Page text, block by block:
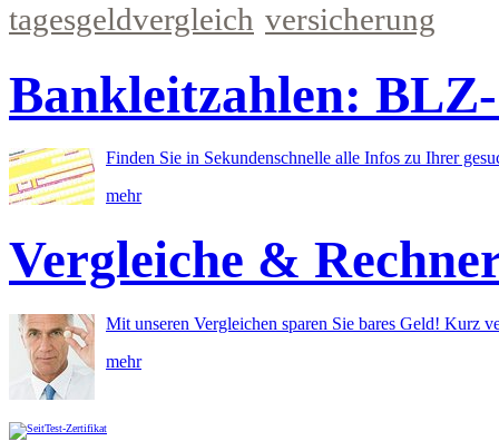
tagesgeldvergleich versicherung
Bankleitzahlen: BLZ-
Finden Sie in Sekundenschnelle alle Infos zu Ihrer
mehr
Vergleiche &
Mit unseren Vergleichen sparen Sie bares Geld! Kurz
mehr